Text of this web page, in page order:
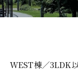
WEST棟／3LDK